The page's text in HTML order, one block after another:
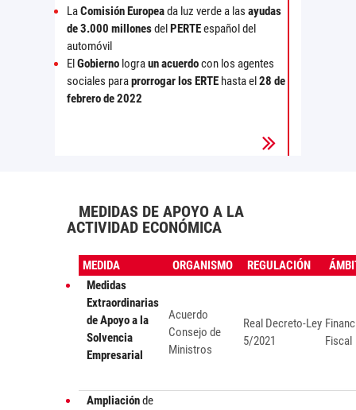
LaComisión Europeada luz verde a las ayudas
de 3.000 millonesdelPERTEespañol del
automóvil
ElGobierno lograun acuerdocon los agentes
sociales paraprorrogar los ERTE hasta el28 de
febrero de 2022
MEDIDAS DE APOYO A LA
ACTIVIDAD ECONÓMICA
MEDIDA ORGANISMO REGULACIÓN
Medidas
Extraordinarias
de Apoyo a la
Solvencia
Empresarial
Acuerdo
Consejo de
Ministros
Real Decreto-Ley
5/2021
Fiscal
Ampliaciónde